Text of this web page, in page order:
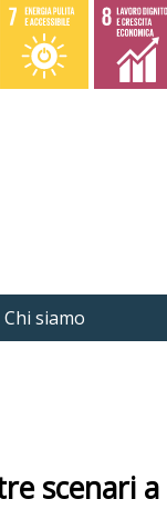
Chi siamo
scenari